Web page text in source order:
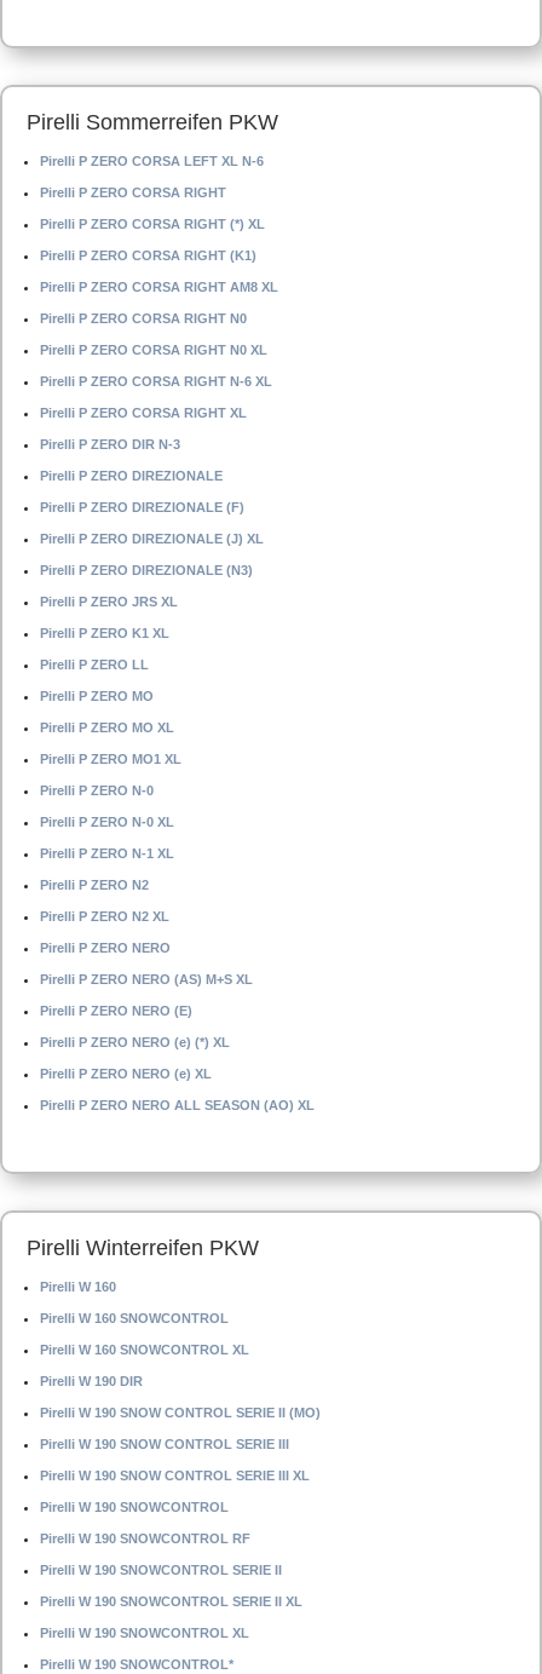
Pirelli Sommerreifen PKW
Pirelli P ZERO CORSA LEFT XL N-6
Pirelli P ZERO CORSA RIGHT
Pirelli P ZERO CORSA RIGHT (*) XL
Pirelli P ZERO CORSA RIGHT (K1)
Pirelli P ZERO CORSA RIGHT AM8 XL
Pirelli P ZERO CORSA RIGHT N0
Pirelli P ZERO CORSA RIGHT N0 XL
Pirelli P ZERO CORSA RIGHT N-6 XL
Pirelli P ZERO CORSA RIGHT XL
Pirelli P ZERO DIR N-3
Pirelli P ZERO DIREZIONALE
Pirelli P ZERO DIREZIONALE (F)
Pirelli P ZERO DIREZIONALE (J) XL
Pirelli P ZERO DIREZIONALE (N3)
Pirelli P ZERO JRS XL
Pirelli P ZERO K1 XL
Pirelli P ZERO LL
Pirelli P ZERO MO
Pirelli P ZERO MO XL
Pirelli P ZERO MO1 XL
Pirelli P ZERO N-0
Pirelli P ZERO N-0 XL
Pirelli P ZERO N-1 XL
Pirelli P ZERO N2
Pirelli P ZERO N2 XL
Pirelli P ZERO NERO
Pirelli P ZERO NERO (AS) M+S XL
Pirelli P ZERO NERO (E)
Pirelli P ZERO NERO (e) (*) XL
Pirelli P ZERO NERO (e) XL
Pirelli P ZERO NERO ALL SEASON (AO) XL
Pirelli Winterreifen PKW
Pirelli W 160
Pirelli W 160 SNOWCONTROL
Pirelli W 160 SNOWCONTROL XL
Pirelli W 190 DIR
Pirelli W 190 SNOW CONTROL SERIE II (MO)
Pirelli W 190 SNOW CONTROL SERIE III
Pirelli W 190 SNOW CONTROL SERIE III XL
Pirelli W 190 SNOWCONTROL
Pirelli W 190 SNOWCONTROL RF
Pirelli W 190 SNOWCONTROL SERIE II
Pirelli W 190 SNOWCONTROL SERIE II XL
Pirelli W 190 SNOWCONTROL XL
Pirelli W 190 SNOWCONTROL*